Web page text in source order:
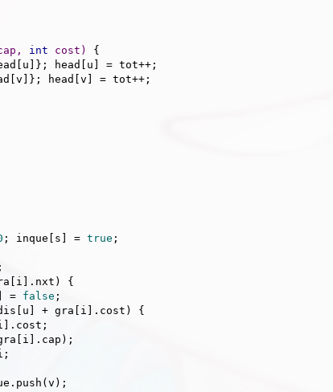
int cost)
{
head[v] = tot++;
; inque[s] = true ;
{
= false ;
+ gra[i].cost) {